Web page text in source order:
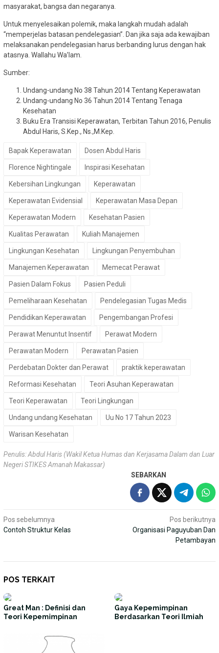
masyarakat, bangsa dan negaranya.
Untuk menyelesaikan polemik, maka langkah mudah adalah
“memperjelas batasan pendelegasian”. Dan jika saja ada kewajiban
melaksanakan pendelegasian harus berbanding lurus dengan hak
atasnya. Wallahu Wa’lam.
Sumber:
Undang-undang No 38 Tahun 2014 Tentang Keperawatan
Undang-undang No 36 Tahun 2014 Tentang Tenaga
Kesehatan
Buku Era Transisi Keperawatan, Terbitan Tahun 2016, Penulis
Abdul Haris, S.Kep., Ns.,M.Kep.
Bapak Keperawatan Dosen Abdul Haris
Florence Nightingale Inspirasi Kesehatan
Kebersihan Lingkungan Keperawatan
Keperawatan Evidensial Keperawatan Masa Depan
Keperawatan Modern Kesehatan Pasien
Kualitas Perawatan Kuliah Manajemen
Lingkungan Kesehatan Lingkungan Penyembuhan
Manajemen Keperawatan Memecat Perawat
Pasien Dalam Fokus Pasien Peduli
Pemeliharaan Kesehatan Pendelegasian Tugas Medis
Pendidikan Keperawatan Pengembangan Profesi
Perawat Menuntut Insentif Perawat Modern
Perawatan Modern Perawatan Pasien
Perdebatan Dokter dan Perawat praktik keperawatan
Reformasi Kesehatan Teori Asuhan Keperawatan
Teori Keperawatan Teori Lingkungan
Undang undang Kesehatan Uu No 17 Tahun 2023
Warisan Kesehatan
Penulis: Abdul Haris (Wakil Ketua Humas dan Kerjasama Dalam dan Luar
Negeri STIKES Amanah Makassar)
SEBARKAN
Navigasi
pos
Pos sebelumnya
Contoh Struktur Kelas
Pos berikutnya
Organisasi Paguyuban Dan
Petambayan
POS TERKAIT
Great Man : Definisi dan
Teori Kepemimpinan
Gaya Kepemimpinan
Berdasarkan Teori Ilmiah